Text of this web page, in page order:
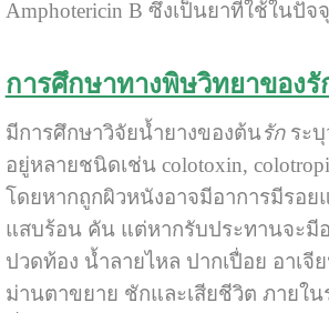
Amphotericin B ซึ่งเป็นยาที่ใช้ในปัจ
การศึกษาทางพิษวิทยาของรั
มีการศึกษาวิจัยน้ำยางของต้นรัก ระ
อยู่หลายชนิดเช่น colotoxin,
โดยหากถูกผิวหนังอาจมีอาการมีรอย
แสบร้อน คัน แต่หากรับประทานจะมี
ปวดท้อง น้ำลายไหล ปากเปื่อย อาเจี
ม่านตาขยาย ชักและเสียชีวิต ภายใน